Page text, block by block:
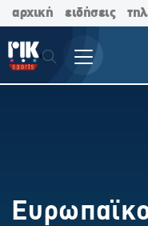
αρχική ειδήσεις